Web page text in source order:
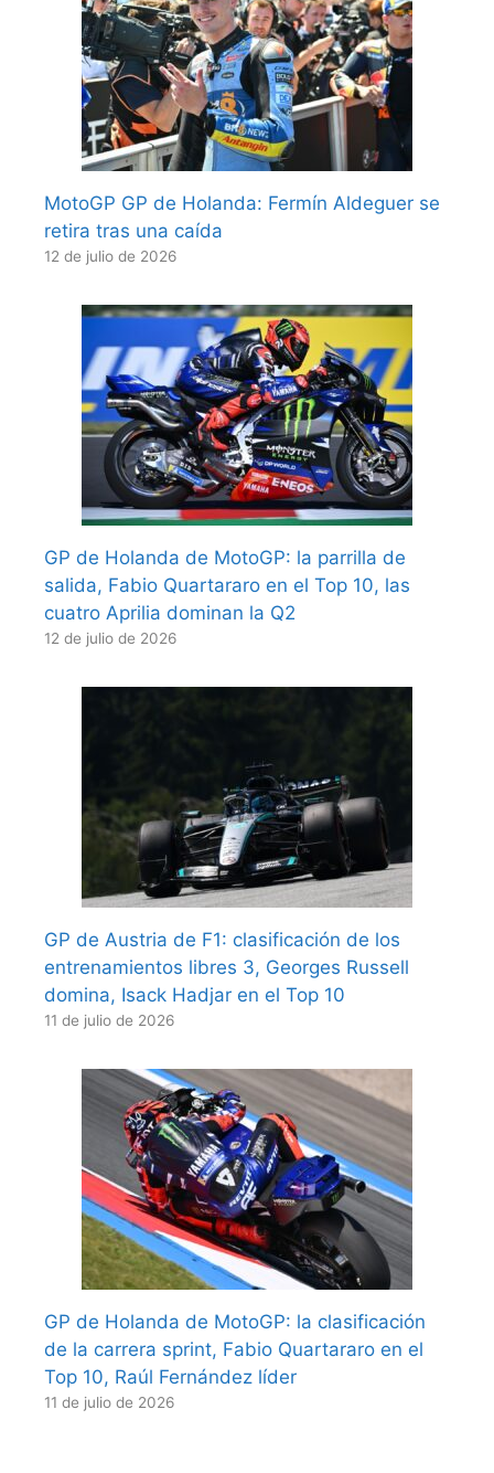
MotoGP GP de Holanda: Fermín Aldeguer se
retira tras una caída
12 de julio de 2026
GP de Holanda de MotoGP: la parrilla de
salida, Fabio Quartararo en el Top 10, las
cuatro Aprilia dominan la Q2
12 de julio de 2026
GP de Austria de F1: clasificación de los
entrenamientos libres 3, Georges Russell
domina, Isack Hadjar en el Top 10
11 de julio de 2026
GP de Holanda de MotoGP: la clasificación
de la carrera sprint, Fabio Quartararo en el
Top 10, Raúl Fernández líder
11 de julio de 2026